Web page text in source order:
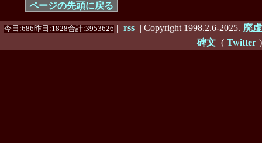
ページの先頭に戻る
今日:686昨日:1828合計:3953626 | rss | Copyright 1998.2.6-2025. 廃虚
碑文 ( Twitter )